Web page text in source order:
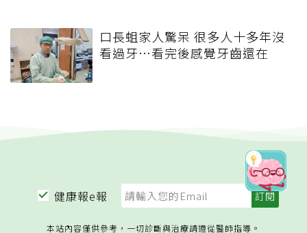
口長蛆家人驚呆 很多人十多年沒
看過牙…看完後感覺牙齒還在
健康報e報
本站內容僅供參考，一切診斷與治療請遵從醫師指導。